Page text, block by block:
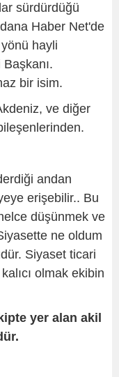
sürdürdüğü
Haber Net'de
hayli
bir isim.
ve diğer
andan
erişebilir.. Bu
düşünmek ve
ne oldum
Siyaset ticari
olmak ekibin
yer alan akil